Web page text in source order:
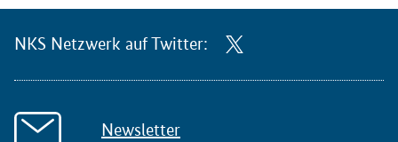
NKS Netzwerk auf Twitter:
Newsletter